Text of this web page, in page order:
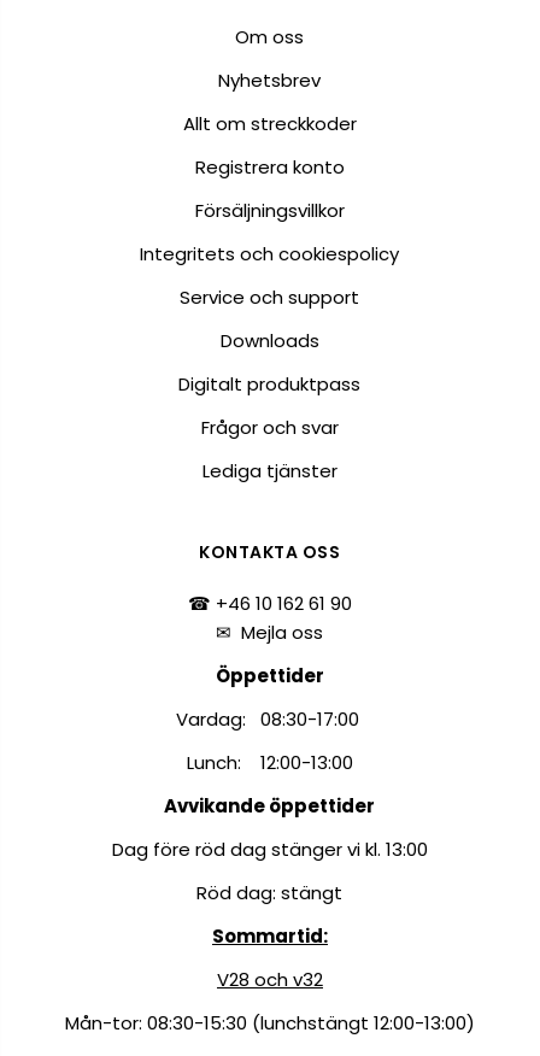
Om oss
Nyhetsbrev
Allt om streckkoder
Registrera konto
Försäljningsvillkor
Integritets och cookiespolicy
Service och support
Downloads
Digitalt produktpass
Frågor och svar
Lediga tjänster
KONTAKTA OSS
☎ +46 10 162 61 90
✉Mejla oss
Öppettider
Vardag: 08:30-17:00
Lunch: 12:00-13:00
Avvikande öppettider
Dag före röd dag stänger vi kl. 13:00
Röd dag: stängt
Sommartid:
V28 och v32
Mån-tor: 08:30-15:30 (lunchstängt 12:00-13:00)